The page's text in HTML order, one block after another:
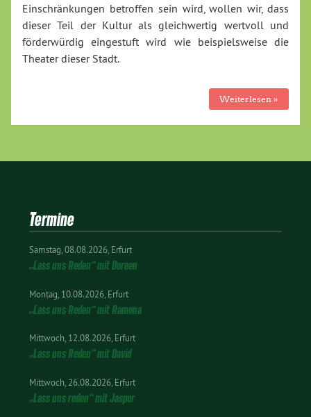
Einschränkungen betroffen sein wird, wollen wir, dass
dieser Teil der Kultur als gleichwertig wertvoll und
förderwürdig eingestuft wird wie beispielsweise die
Theater dieser Stadt.
Weiterlesen »
Termine
Samstag 08.08.2026 Erfurt
„Lass uns Reden“ mit Doreen
Montag 10.08.2026 Erfurt
„Lass uns Reden“ mit Ramona
Mittwoch 12.08.2026 Erfurt
„Lass uns Reden“ mit David
Mittwoch 26.08.2026 Erfurt
„Lass uns reden“ mit Jasper